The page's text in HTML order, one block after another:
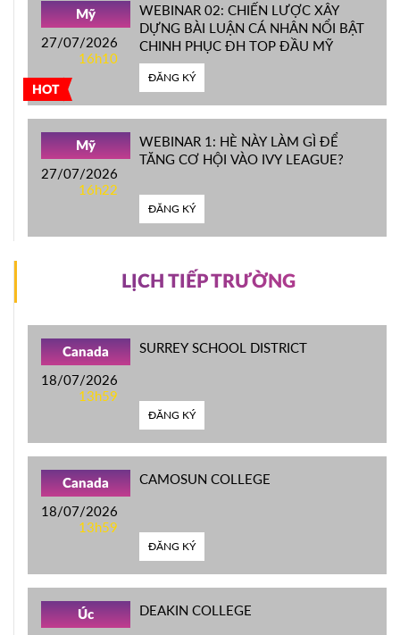
HOT
Mỹ
27/07/2026
16h10
WEBINAR 02: CHIẾN LƯỢC XÂY
DỰNG BÀI LUẬN CÁ NHÂN NỔI BẬT
CHINH PHỤC ĐH TOP ĐẦU MỸ
ĐĂNG KÝ
Mỹ
27/07/2026
16h22
WEBINAR 1: HÈ NÀY LÀM GÌ ĐỂ
TĂNG CƠ HỘI VÀO IVY LEAGUE?
ĐĂNG KÝ
LỊCH TIẾP TRƯỜNG
Canada
18/07/2026
13h59
SURREY SCHOOL DISTRICT
ĐĂNG KÝ
Canada
18/07/2026
13h59
CAMOSUN COLLEGE
ĐĂNG KÝ
Úc DEAKIN COLLEGE